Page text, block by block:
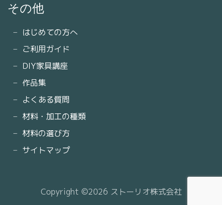
その他
はじめての方へ
ご利用ガイド
DIY家具講座
作品集
よくある質問
材料・加工の種類
材料の選び方
サイトマップ
Copyright ©2026 ストーリオ株式会社